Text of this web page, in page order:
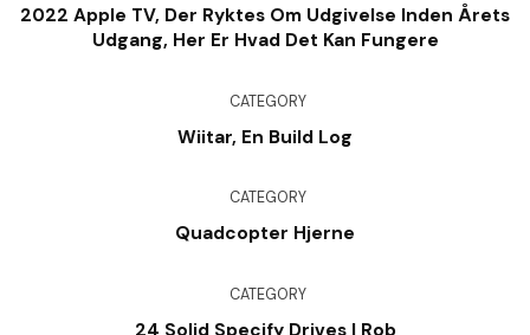
2022 Apple TV, Der Ryktes Om Udgivelse Inden Årets
Udgang, Her Er Hvad Det Kan Fungere
CATEGORY
Wiitar, En Build Log
CATEGORY
Quadcopter Hjerne
CATEGORY